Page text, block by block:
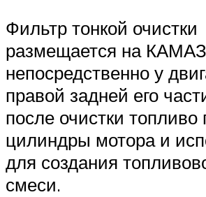
Фильтр тонкой очистки
размещается на
непосредственно у
правой задней его
после очистки топливо
цилиндры мотора и
для создания
смеси.